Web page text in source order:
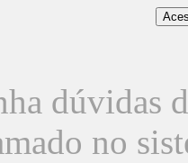
dúvidas
no